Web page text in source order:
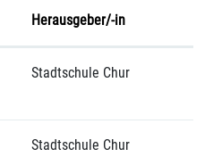
Herausgeber/-in
Stadtschule Chur
Stadtschule Chur